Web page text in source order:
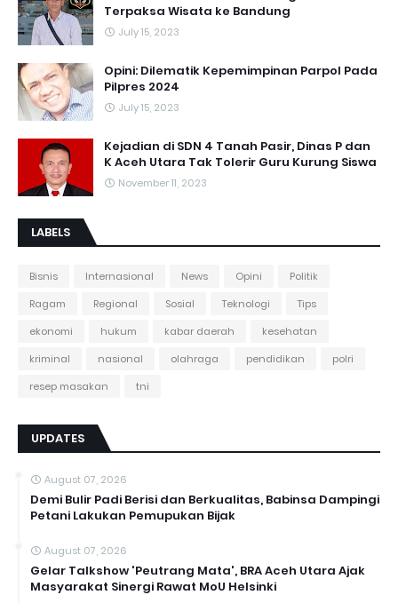
Terpaksa Wisata ke Bandung
July 15, 2023
Opini: Dilematik Kepemimpinan Parpol Pada
Pilpres 2024
July 15, 2023
Kejadian di SDN 4 Tanah Pasir, Dinas P dan
K Aceh Utara Tak Tolerir Guru Kurung Siswa
November 11, 2023
LABELS
Bisnis Internasional News Opini
Politik
Ragam
Regional Sosial Teknologi
Tips
ekonomi
hukum kabar daerah
kesehatan
kriminal
nasional olahraga pendidikan
polri
resep masakan
tni
UPDATES
August 07, 2026
Demi Bulir Padi Berisi dan Berkualitas, Babinsa Dampingi
Petani Lakukan Pemupukan Bijak
August 07, 2026
Gelar Talkshow 'Peutrang Mata', BRA Aceh Utara Ajak
Masyarakat Sinergi Rawat MoU Helsinki